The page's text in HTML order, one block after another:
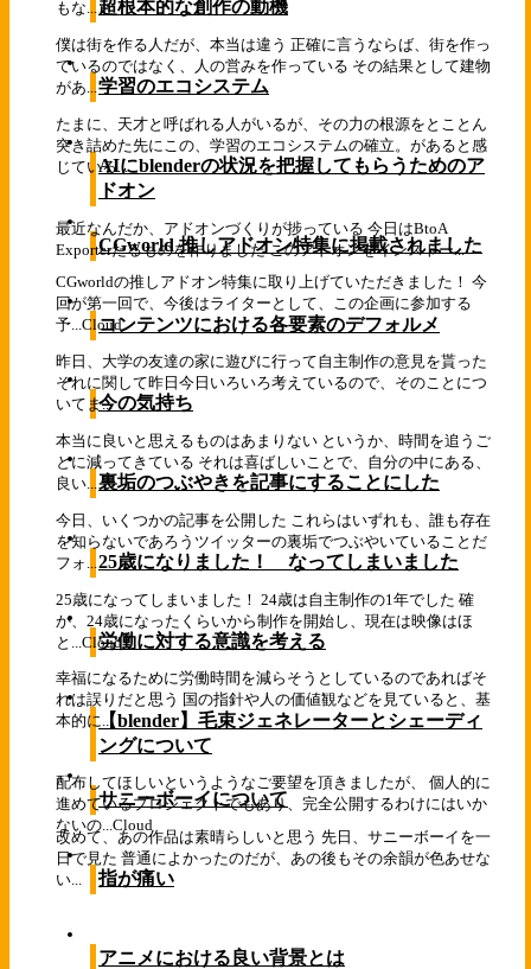
もな...超根本的な創作の動機
僕は街を作る人だが、本当は違う 正確に言うならば、街を作っ
ているのではなく、人の営みを作っている その結果として建物
があ... 学習のエコシステム
たまに、天才と呼ばれる人がいるが、その力の根源をとことん
突き詰めた先にこの、学習のエコシステムの確立。があると感
じている...AIにblenderの状況を把握してもらうためのア
ドオン
最近なんだか、アドオンづくりが捗っている 今日はBtoA
Exporterたるものを作りました このアドオンをインストー...
CGworld 推しアドオン特集に掲載されました
CGworldの推しアドオン特集に取り上げていただきました！ 今
回が第一回で、今後はライターとして、この企画に参加する
予...Cloud
コンテンツにおける各要素のデフォルメ
昨日、大学の友達の家に遊びに行って自主制作の意見を貰った
それに関して昨日今日いろいろ考えているので、そのことにつ
いてま...今の気持ち
本当に良いと思えるものはあまりない というか、時間を追うご
とに減ってきている それは喜ばしいことで、自分の中にある、
良い... 裏垢のつぶやきを記事にすることにした
今日、いくつかの記事を公開した これらはいずれも、誰も存在
を知らないであろうツイッターの裏垢でつぶやいていることだ
フォ... 25歳になりました！ なってしまいました
25歳になってしまいました！ 24歳は自主制作の1年でした 確
か、24歳になったくらいから制作を開始し、現在は映像はほ
と... Cloud
労働に対する意識を考える
幸福になるために労働時間を減らそうとしているのであればそ
れは誤りだと思う 国の指針や人の価値観などを見ていると、基
本的に...【blender】毛束ジェネレーターとシェーディ
ングについて
配布してほしいというようなご要望を頂きましたが、 個人的に
進めているプロジェクトでもあり、完全公開するわけにはいか
ないの...Cloud
サニーボーイについて
改めて、あの作品は素晴らしいと思う 先日、サニーボーイを一
日で見た 普通によかったのだが、あの後もその余韻が色あせな
い...
指が痛い
アニメにおける良い背景とは